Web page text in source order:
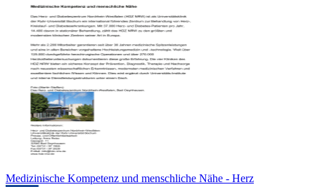
Medizinische Kompetenz und menschliche Nähe - Herz